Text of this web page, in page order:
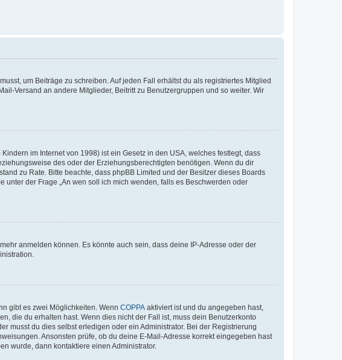
um Beiträge zu schreiben. Auf jeden Fall erhältst du als registriertes Mitglied
Versand an andere Mitglieder, Beitritt zu Benutzergruppen und so weiter. Wir
im Internet von 1998) ist ein Gesetz in den USA, welches festlegt, dass
des oder der Erziehungsberechtigten benötigen. Wenn du dir
zu Rate. Bitte beachte, dass phpBB Limited und der Besitzer dieses Boards
der Frage „An wen soll ich mich wenden, falls es Beschwerden oder
anmelden können. Es könnte auch sein, dass deine IP-Adresse oder der
gibt es zwei Möglichkeiten. Wenn COPPA aktiviert ist und du angegeben hast,
die du erhalten hast. Wenn dies nicht der Fall ist, muss dein Benutzerkonto
musst du dies selbst erledigen oder ein Administrator. Bei der Registrierung
Ansonsten prüfe, ob du deine E-Mail-Adresse korrekt eingegeben hast
wurde, dann kontaktiere einen Administrator.